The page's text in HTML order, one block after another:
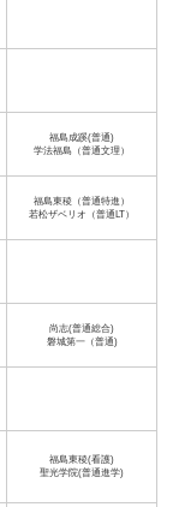
福島成蹊(普通)
学法福島（普通文理）
福島東稜（普通特進）
若松ザベリオ（普通LT）
尚志(普通総合)
磐城第一（普通)
福島東稜(看護)
聖光学院(普通進学)